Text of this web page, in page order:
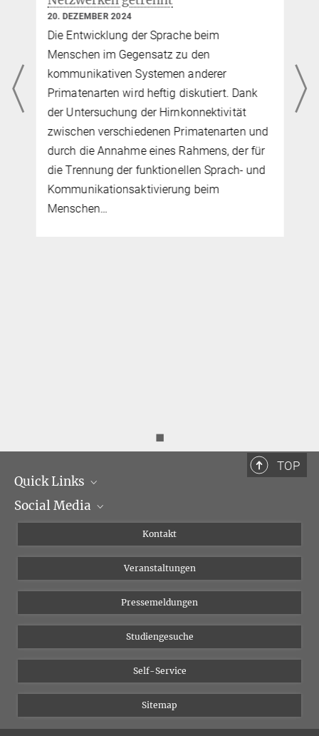
20. DEZEMBER 2024
Die Entwicklung der Sprache beim
Menschen im Gegensatz zu den
kommunikativen Systemen anderer
Primatenarten wird heftig diskutiert. Dank
der Untersuchung der Hirnkonnektivität
zwischen verschiedenen Primatenarten und
durch die Annahme eines Rahmens, der für
die Trennung der funktionellen Sprach- und
Kommunikationsaktivierung beim
Menschen…
◼
TOP
Quick Links
Institutsleitung
Social Media
Bluesky
YouTube
Kontakt
Veranstaltungen
Pressemeldungen
Studiengesuche
Self-Service
Sitemap